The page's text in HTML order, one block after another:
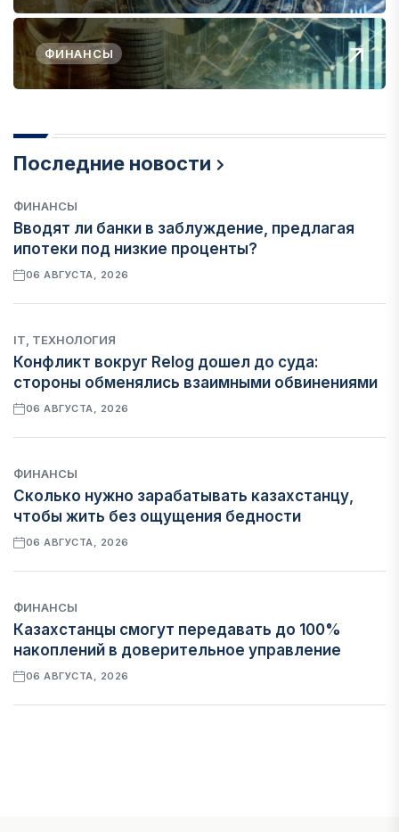
ФИНАНСЫ
Последние новости
ФИНАНСЫ
Вводят ли банки в заблуждение, предлагая
ипотеки под низкие проценты?
06 АВГУСТА, 2026
IT, ТЕХНОЛОГИЯ
Конфликт вокруг Relog дошел до суда:
стороны обменялись взаимными обвинениями
06 АВГУСТА, 2026
ФИНАНСЫ
Сколько нужно зарабатывать казахстанцу,
чтобы жить без ощущения бедности
06 АВГУСТА, 2026
ФИНАНСЫ
Казахстанцы смогут передавать до 100%
накоплений в доверительное управление
06 АВГУСТА, 2026